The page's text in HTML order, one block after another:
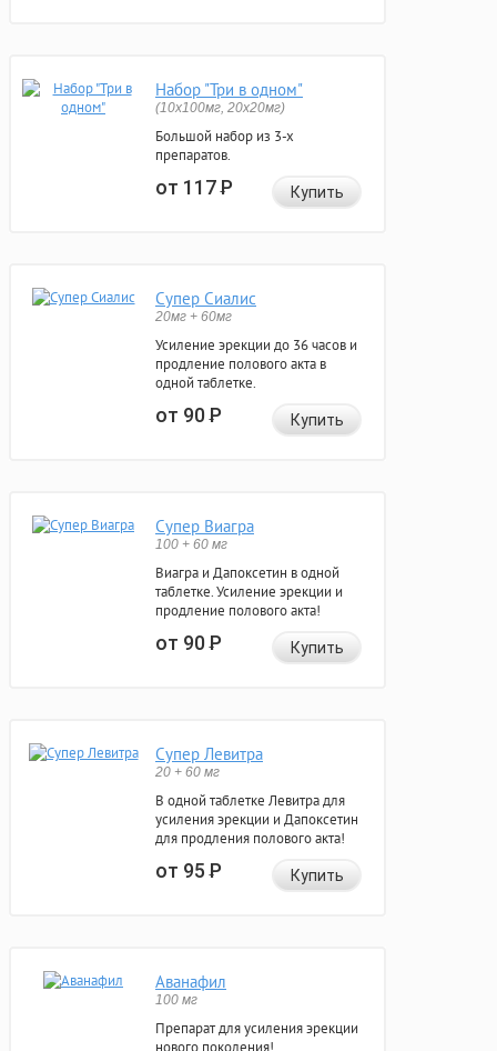
Набор "Три в одном"
(10x100мг, 20x20мг)
Большой набор из 3-х
препаратов.
от 117Р Купить
Супер Сиалис
20мг + 60мг
Усиление эрекции до 36 часов и
продление полового акта в
одной таблетке.
от 90Р Купить
Супер Виагра
100 + 60 мг
Виагра и Дапоксетин в одной
таблетке. Усиление эрекции и
продление полового акта!
от 90Р Купить
Супер Левитра
20 + 60 мг
В одной таблетке Левитра для
усиления эрекции и Дапоксетин
для продления полового акта!
от 95Р Купить
Аванафил
100 мг
Препарат для усиления эрекции